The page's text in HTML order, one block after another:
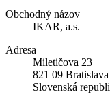
Obchodný názov
IKAR, a.s.
Adresa
Miletičova 23
821 09 Bratislava
Slovenská